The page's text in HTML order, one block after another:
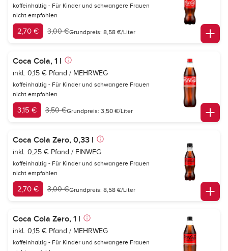
koffeinhaltig - Für Kinder und schwangere Frauen
nicht empfohlen
2,70 € 3,00 €Grundpreis: 8,58 €/Liter
Coca Cola, 1 l
inkl. 0,15 € Pfand / MEHRWEG
koffeinhaltig - Für Kinder und schwangere Frauen
nicht empfohlen
3,15 € 3,50 €Grundpreis: 3,50 €/Liter
Coca Cola Zero, 0,33 l
inkl. 0,25 € Pfand / EINWEG
koffeinhaltig - Für Kinder und schwangere Frauen
nicht empfohlen
2,70 € 3,00 €Grundpreis: 8,58 €/Liter
Coca Cola Zero, 1 l
inkl. 0,15 € Pfand / MEHRWEG
koffeinhaltig - Für Kinder und schwangere Frauen